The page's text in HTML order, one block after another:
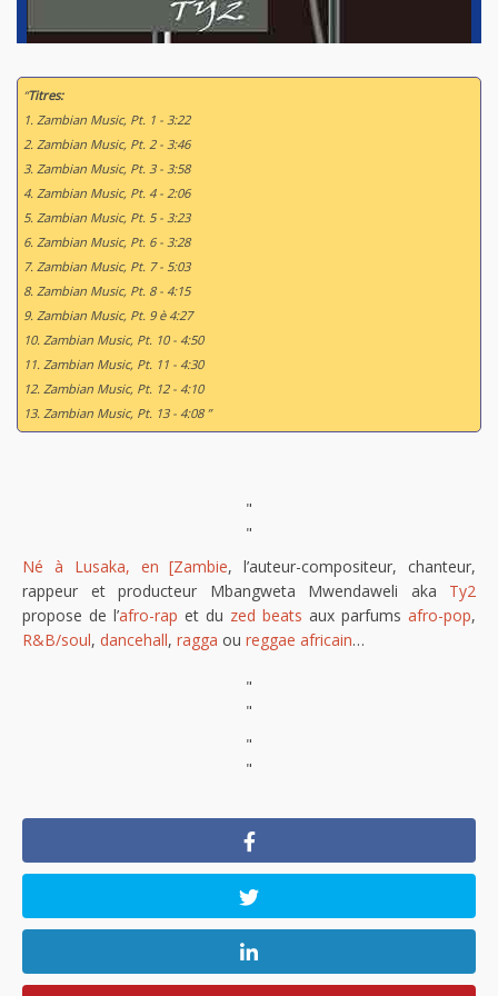
“Titres:
1. Zambian Music, Pt. 1 - 3:22
2. Zambian Music, Pt. 2 - 3:46
3. Zambian Music, Pt. 3 - 3:58
4. Zambian Music, Pt. 4 - 2:06
5. Zambian Music, Pt. 5 - 3:23
6. Zambian Music, Pt. 6 - 3:28
7. Zambian Music, Pt. 7 - 5:03
8. Zambian Music, Pt. 8 - 4:15
9. Zambian Music, Pt. 9 è 4:27
10. Zambian Music, Pt. 10 - 4:50
11. Zambian Music, Pt. 11 - 4:30
12. Zambian Music, Pt. 12 - 4:10
13. Zambian Music, Pt. 13 - 4:08 ”
"
"
Né à Lusaka, en [Zambie, l’auteur-compositeur, chanteur,
rappeur et producteur Mbangweta Mwendaweli aka Ty2
propose de l’afro-rap et du zed beats aux parfums afro-pop,
R&B/soul, dancehall, ragga ou reggae africain…
"
"
"
"